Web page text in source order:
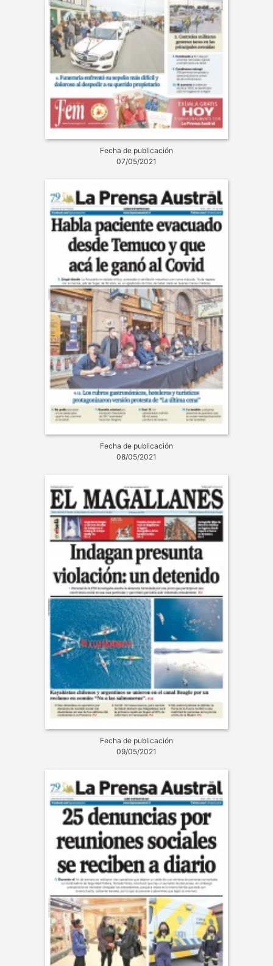
Fecha de publicación
07/05/2021
Fecha de publicación
08/05/2021
Fecha de publicación
09/05/2021